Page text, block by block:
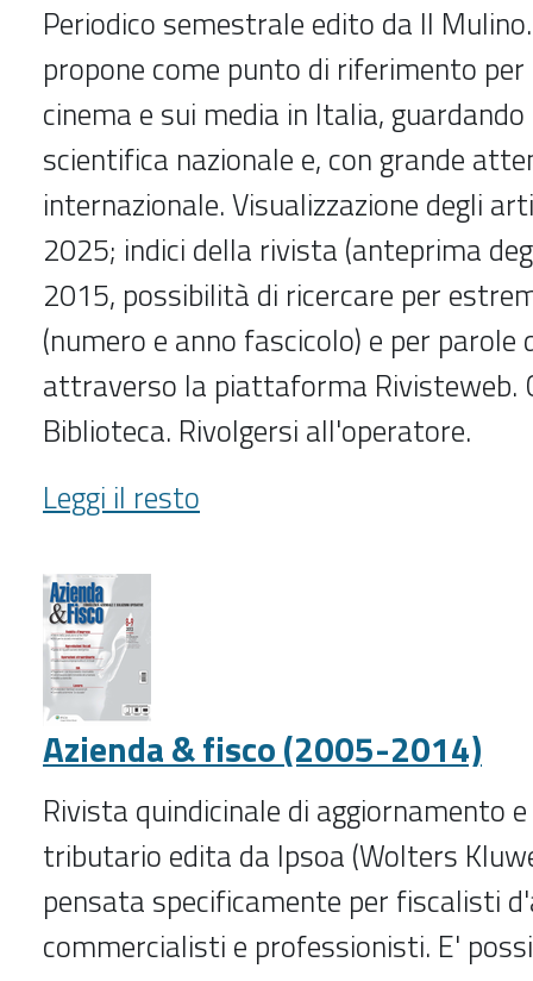
Periodico semestrale edito da Il
propone come punto di riferimento
cinema e sui media in Italia,
scientifica nazionale e, con grande
internazionale. Visualizzazione degli
2025; indici della rivista (anteprima
2015, possibilità di ricercare per
(numero e anno fascicolo) e per parole
attraverso la piattaforma Rivisteweb.
Biblioteca. Rivolgersi all'operatore.
Avventura
(2025-
-
Leggi il resto
Azienda & fisco (2005-2014)
Rivista quindicinale di aggiornamento
tributario edita da Ipsoa (Wolters
pensata specificamente per fiscalisti
commercialisti e professionisti. E'